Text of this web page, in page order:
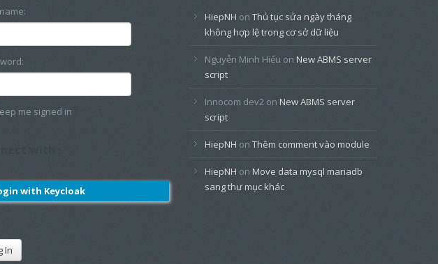
me signed in
with Keycloak
In
HiepNH on Thủ tục sửa ngày tháng
không hợp lệ trong cơ sở dữ liệu
Nguyễn Minh Hiếu on New ABMS server
script
Innocom dev2 on New ABMS server
script
HiepNH on Thêm comment vào module
HiepNH on Move data mysql mariadb
sang thư mục khác